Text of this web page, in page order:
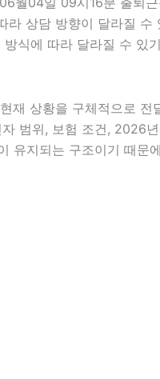
상담 방향이 달라질
식에 따라 달라질 수 있
재 상황을 구체적으로
범위, 보험 조건, 2026
유지되는 구조이기 때문